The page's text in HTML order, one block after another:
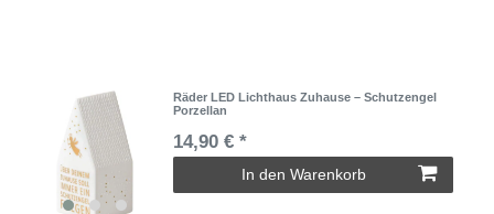
Räder LED Lichthaus Zuhause – Schutzengel
Porzellan
14,90 € *
In den Warenkorb